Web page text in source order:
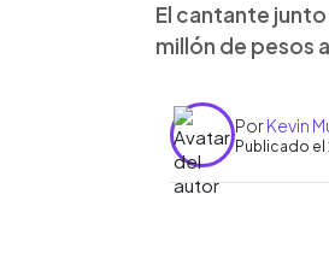
El cantante junto
millón de pesos
PorKevin
Publicado el